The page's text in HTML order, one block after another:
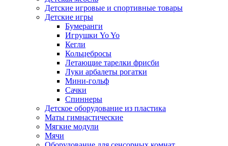
Детские игровые и спортивные товары
Детские игры
Бумеранги
Игрушки Yo Yo
Кегли
Кольцебросы
Летающие тарелки фрисби
Луки арбалеты рогатки
Мини-гольф
Сачки
Спиннеры
Детское оборудование из пластика
Маты гимнастические
Мягкие модули
Мячи